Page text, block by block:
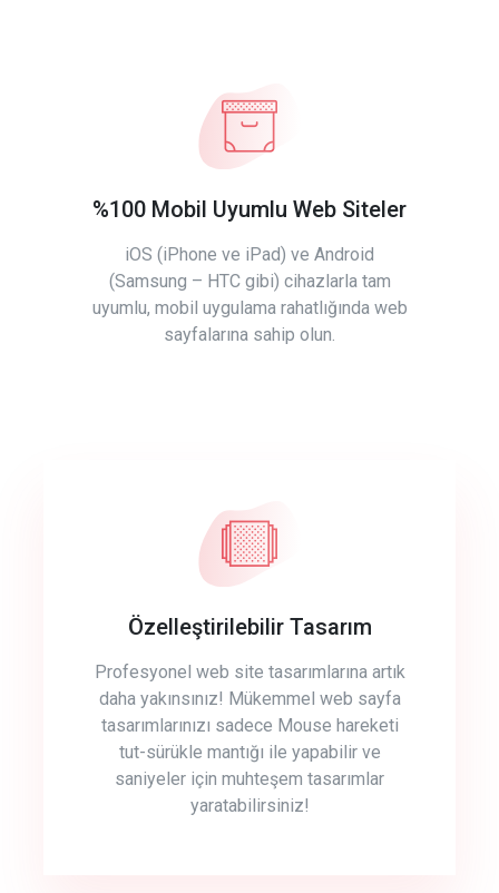
%100 Mobil Uyumlu Web Siteler
iOS (iPhone ve iPad) ve Android
(Samsung – HTC gibi) cihazlarla tam
uyumlu, mobil uygulama rahatlığında web
sayfalarına sahip olun.
Özelleştirilebilir Tasarım
Profesyonel web site tasarımlarına artık
daha yakınsınız! Mükemmel web sayfa
tasarımlarınızı sadece Mouse hareketi
tut-sürükle mantığı ile yapabilir ve
saniyeler için muhteşem tasarımlar
yaratabilirsiniz!